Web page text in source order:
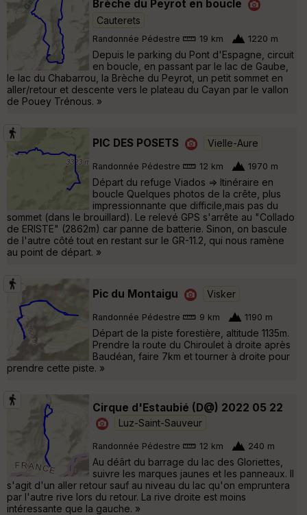
Brèche du Peyrot en boucle
Cauterets
Randonnée Pédestre 19 km 1220 m
Depuis le parking du Pont d'Espagne, circuit
en boucle, en passant par le lac de Gaube,
le lac du Chabarrou, la Brèche du Peyrot, un petit sommet en
aller/retour et descente vers le plateau du Cayan par le vallon
de Pouey Trénous. »
PIC DES POSETS Vielle-Aure
Randonnée Pédestre 12 km 1970 m
Départ du refuge Viados => Itinéraire en
boucle Quelques photos de la crête, plus
impressionnante que difficile,mais pas du
sommet (dans le brouillard). Le relevé GPS s'arrête au "Collado
de ERISTE" (2862m) car panne de batterie. Sinon, on bascule
de l'autre côté tout en restant sur le GR-11.2, qui nous ramène
au point de départ. »
Pic du Montaigu Visker
Randonnée Pédestre 9 km 1190 m
Départ de la piste forestière, altitude 1135m.
Prendre la route du Chiroulet à droite après
Baudéan, faire 7km et tourner à droite pour
prendre cette piste. »
Cirque d'Estaubié (D@) 2022 05 22
Luz-Saint-Sauveur
Randonnée Pédestre 12 km 240 m
Au déârt du barrage du lac des Gloriettes,
suivre les marques jaunes et les panneaux. Il
s'agit d'un aller retour sauf au niveau du lac qu'on empruntera
par l'autre rive lors du retour. La rive droite est moins
intéressante que la gauche. »